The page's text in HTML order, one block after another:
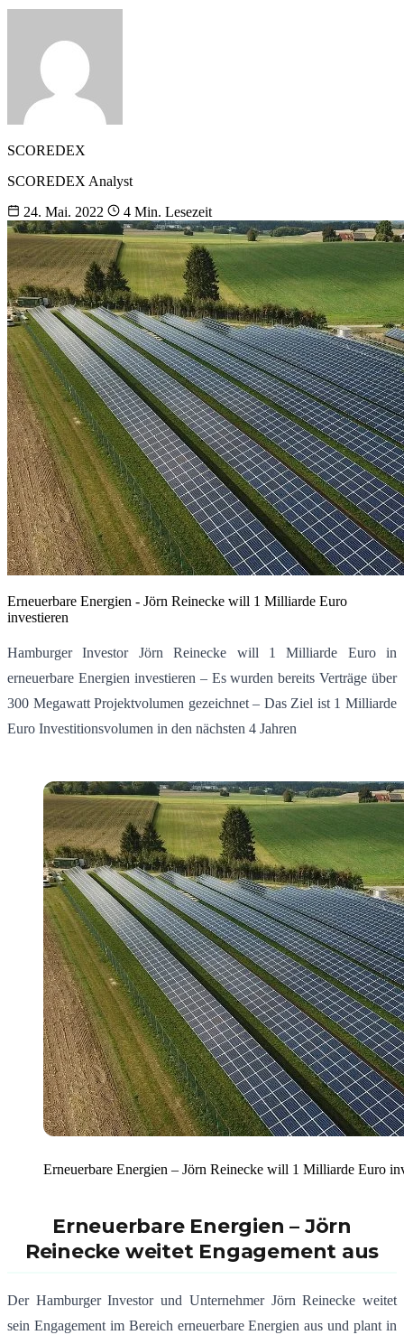
SCOREDEX
SCOREDEX Analyst
24. Mai. 2022
4 Min. Lesezeit
Erneuerbare Energien - Jörn Reinecke will 1 Milliarde Euro
investieren
Hamburger Investor Jörn Reinecke will 1 Milliarde Euro in
erneuerbare Energien investieren – Es wurden bereits Verträge über
300 Megawatt Projektvolumen gezeichnet – Das Ziel ist 1 Milliarde
Euro Investitionsvolumen in den nächsten 4 Jahren
Erneuerbare Energien – Jörn Reinecke will 1 Milliarde Euro
Erneuerbare Energien – Jörn
Reinecke weitet Engagement aus
Der Hamburger Investor und Unternehmer Jörn Reinecke weitet
sein Engagement im Bereich erneuerbare Energien aus und plant in